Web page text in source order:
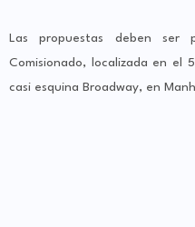
Las propuestas deben ser
Comisionado, localizada en el
casi esquina Broadway, en